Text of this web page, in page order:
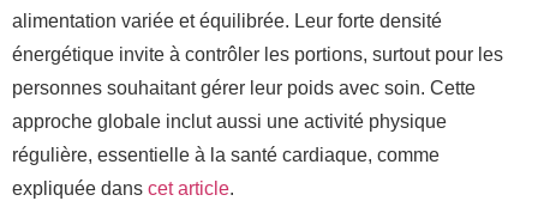
alimentation variée et équilibrée. Leur forte densité
énergétique invite à contrôler les portions, surtout pour les
personnes souhaitant gérer leur poids avec soin. Cette
approche globale inclut aussi une activité physique
régulière, essentielle à la santé cardiaque, comme
expliquée dans cet article.